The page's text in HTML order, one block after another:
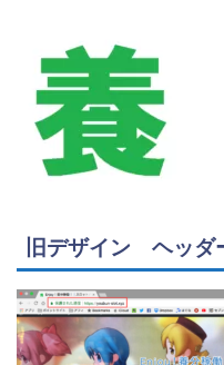
旧デザイン ヘッダ